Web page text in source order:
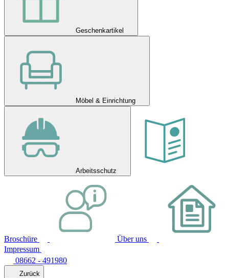
Geschenkartikel
Möbel & Einrichtung
Arbeitsschutz
Broschüre
Über uns
Impressum
08662 - 491980
Zurück